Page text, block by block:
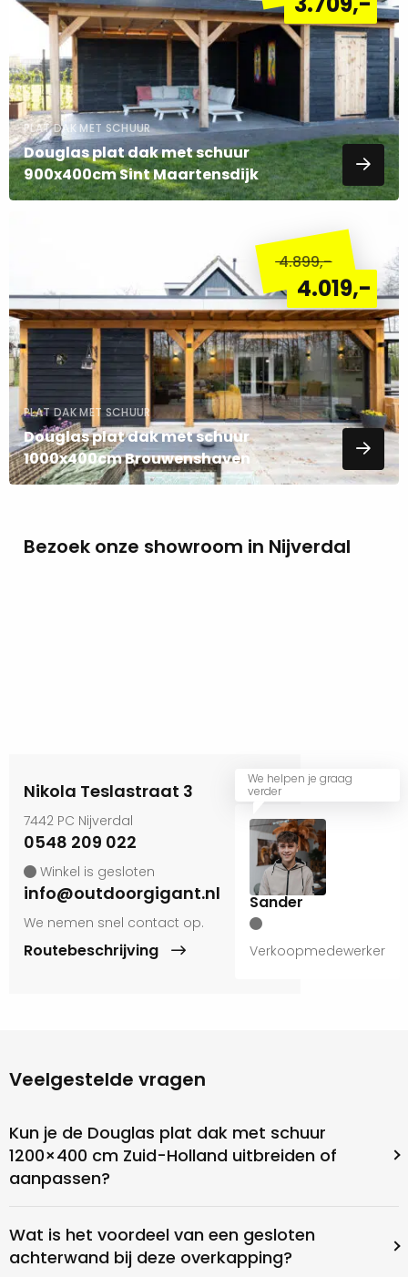
Inspiratie nodig? Neem een kijkje op onzePinterest
pagina!
PLAT DAK MET SCHUUR
Douglas plat dak met schuur
900x400cm Sint Maartensdijk
4.899,-
4.019,-
PLAT DAK MET SCHUUR
Douglas plat dak met schuur
1000x400cm Brouwenshaven
Bezoek onze showroom in Nijverdal
We helpen je graag
verder
Sander
Verkoopmedewerker
Nikola Teslastraat 3
7442 PC Nijverdal
0548 209 022
Winkel is gesloten
info@outdoorgigant.nl
We nemen snel contact op.
Routebeschrijving
Veelgestelde vragen
Kun je de Douglas plat dak met schuur
1200×400 cm Zuid-Holland uitbreiden of
aanpassen?
Wat is het voordeel van een gesloten
achterwand bij deze overkapping?